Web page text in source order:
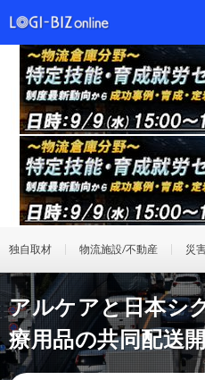
独自取材 物流施設/不動産 災
アルケアと日本シ
療用品の共同配送